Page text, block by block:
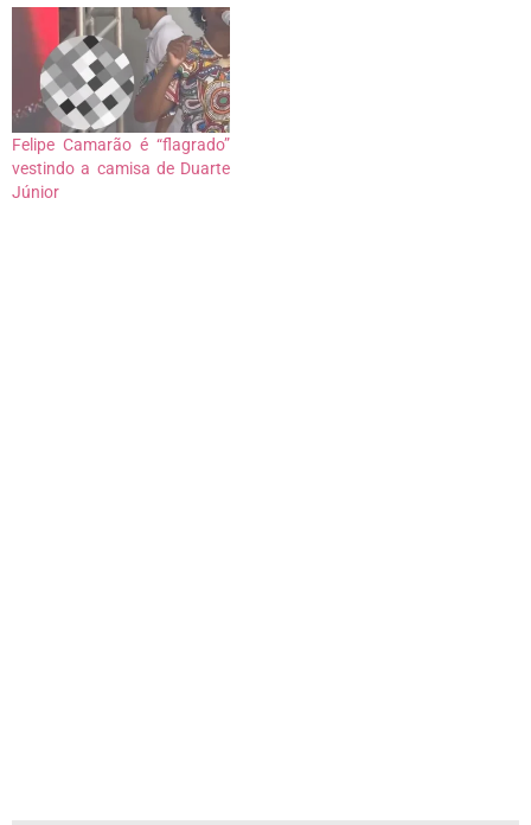
Felipe Camarão é “flagrado”
vestindo a camisa de Duarte
Júnior